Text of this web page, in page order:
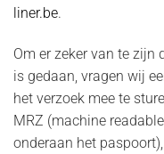
liner.be.
Om er zeker van te zijn
is gedaan, vragen wij
het verzoek mee te
MRZ (machine
onderaan het